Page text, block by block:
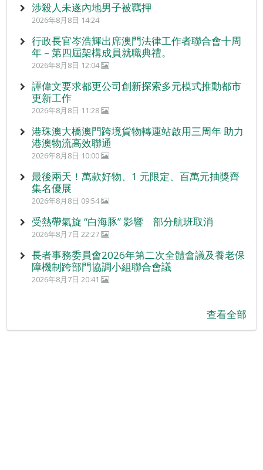
涉殺人未遂內地男子被羈押
2026年8月8日 14:24
行政長官岑浩輝出席澳門法律工作者聯合會十周
年 – 第四屆架構成員就職典禮。
2026年8月8日 12:04
譚偉文要求都更公司創新探索多元模式推動都市
更新工作
2026年8月8日 11:28
港珠澳大橋澳門跨境貨物轉運站啟用三周年 助力
港澳物流高效聯通
2026年8月8日 10:00
最後兩天！萬款好物、1 元限定、百萬元抽獎齊
集名優展
2026年8月8日 09:54
受熱帶氣旋 “白海豚” 影響 部分航班取消
2026年8月7日 22:27
長者事務委員會2026年第二次全體會議及養老保
障機制跨部門協調小組聯合會議
2026年8月7日 20:41
查看全部